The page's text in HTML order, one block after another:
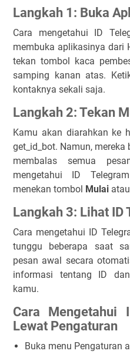
Langkah 1: Buka
Cara mengetahui ID
membuka aplikasinya dari
tekan tombol kaca
samping kanan atas.
kontaknya sekali saja.
Langkah 2: Tekan
Kamu akan diarahkan ke
get_id_bot. Namun,
membalas semua
mengetahui ID
menekan tombol Mulai atau
Langkah 3: Lihat ID
Cara mengetahui ID
tunggu beberapa saat
pesan awal secara
informasi tentang ID
kamu.
Cara Mengetahui
Lewat Pengaturan
Buka menu Pengaturan